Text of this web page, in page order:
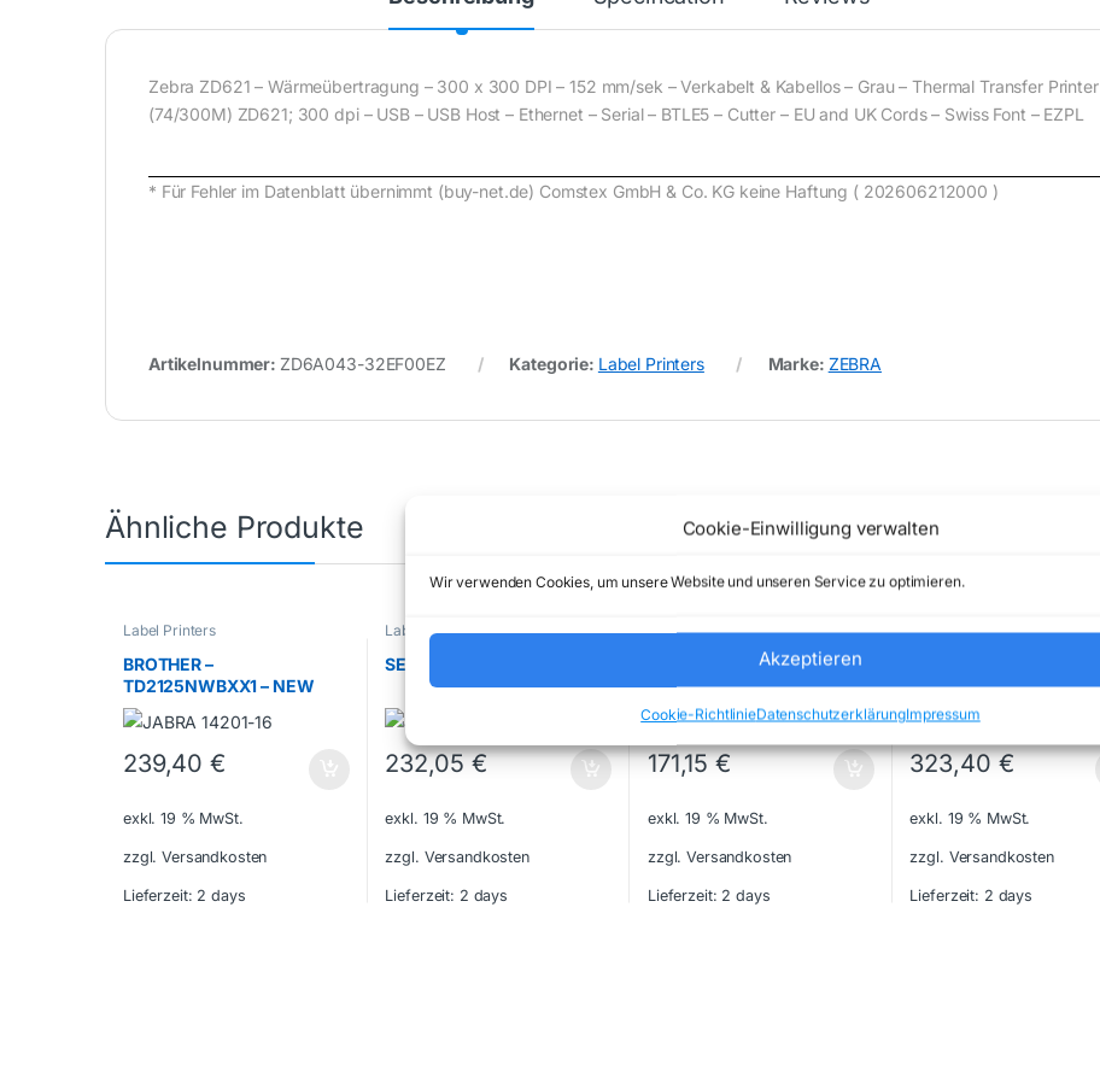
Cookie-Einwilligung verwalten
Wir verwenden Cookies, um unsere Website und unseren Service zu optimieren.
Akzeptieren
Cookie-RichtlinieDatenschutzerklärungImpressum
Zebra ZD621 – Wärmeübertragung – 300 x 300 DPI – 152 mm/sek – Verkabelt & Kabellos – Grau – Thermal Transfer Printer
(74/300M) ZD621; 300 dpi – USB – USB Host – Ethernet – Serial – BTLE5 – Cutter – EU and UK Cords – Swiss Font – EZPL
* Für Fehler im Datenblatt übernimmt (buy-net.de) Comstex GmbH & Co. KG keine Haftung ( 202606212000 )
Artikelnummer: ZD6A043-32EF00EZ Kategorie: Label Printers Marke: ZEBRA
Ähnliche Produkte
Label Printers
BROTHER –
TD2125NWBXX1 – NEW
239,40€
exkl. 19 % MwSt.
zzgl. Versandkosten
Lieferzeit: 2 days
Label Printers
SEIKO – 22450121 – NEW
232,05€
exkl. 19 % MwSt.
zzgl. Versandkosten
Lieferzeit: 2 days
Label Printers
BROTHER – VC500WZ1 –
NEW
171,15€
exkl. 19 % MwSt.
zzgl. Versandkosten
Lieferzeit: 2 days
Label Printers
D0EM00EZ – NEW
323,40€
exkl. 19 % MwSt.
zzgl. Versandkosten
Lieferzeit: 2 days